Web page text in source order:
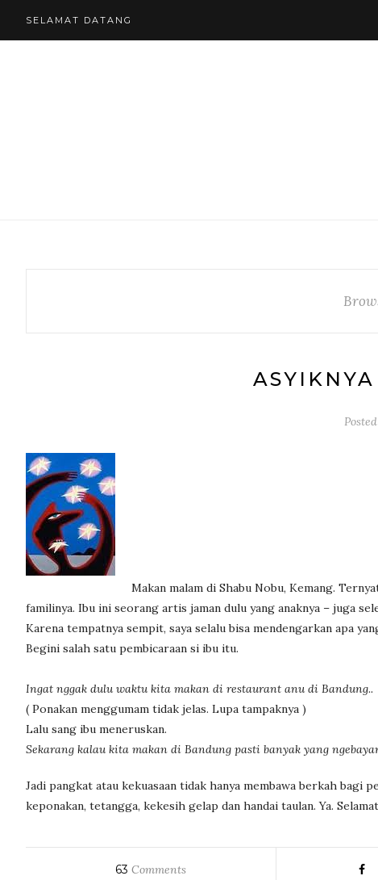
SELAMAT DATANG
Makan malam di Shabu Nobu, Kemang.
familinya. Ibu ini seorang artis jaman dulu yang anaknya – juga
Karena tempatnya sempit, saya selalu bisa mendengarkan apa
Begini salah satu pembicaraan si ibu itu.
Ingat nggak dulu waktu kita makan di restaurant anu di Bandung..
( Ponakan menggumam tidak jelas. Lupa tampaknya )
Lalu sang ibu meneruskan.
Sekarang kalau kita makan di Bandung pasti banyak yang
Jadi pangkat atau kekuasaan tidak hanya membawa berkah bagi
keponakan, tetangga, kekesih gelap dan handai taulan. Ya.
63 Comments